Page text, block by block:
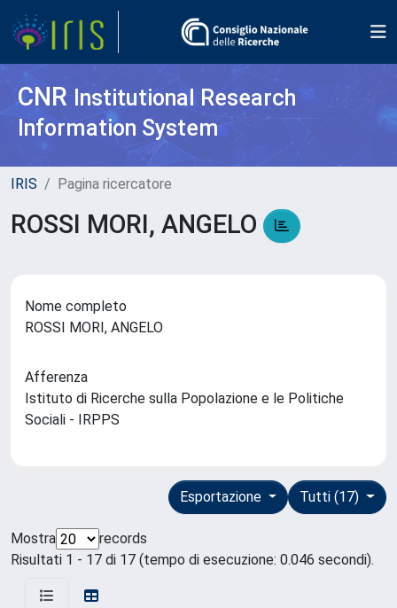
CNR Institutional Research
Information System
IRIS Pagina ricercatore
ROSSI MORI, ANGELO
Nome completo
ROSSI MORI, ANGELO
Afferenza
Istituto di Ricerche sulla Popolazione e le Politiche
Sociali - IRPPS
Tutti (17)
Esportazione
Mostra
records
Risultati 1 - 17 di 17 (tempo di esecuzione: 0.046 secondi).